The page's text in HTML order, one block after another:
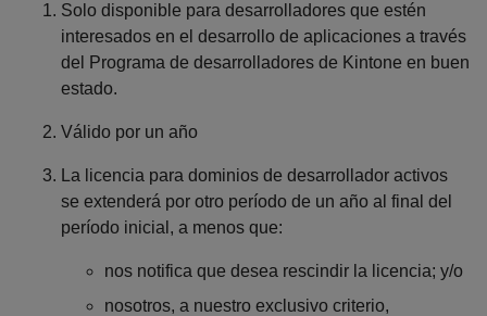
Solo disponible para desarrolladores que estén
interesados en el desarrollo de aplicaciones a través
del Programa de desarrolladores de Kintone en buen
estado.
Válido por un año
La licencia para dominios de desarrollador activos
se extenderá por otro período de un año al final del
período inicial, a menos que:
nos notifica que desea rescindir la licencia; y/o
nosotros, a nuestro exclusivo criterio,